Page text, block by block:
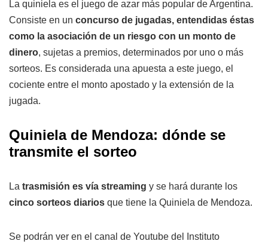
La quiniela es el juego de azar más popular de Argentina.
Consiste en un concurso de jugadas, entendidas éstas
como la asociación de un riesgo con un monto de
dinero, sujetas a premios, determinados por uno o más
sorteos. Es considerada una apuesta a este juego, el
cociente entre el monto apostado y la extensión de la
jugada.
Quiniela de Mendoza: dónde se
transmite el sorteo
La trasmisión es vía streaming y se hará durante los
cinco sorteos diarios que tiene la Quiniela de Mendoza.
Se podrán ver en el canal de Youtube del Instituto